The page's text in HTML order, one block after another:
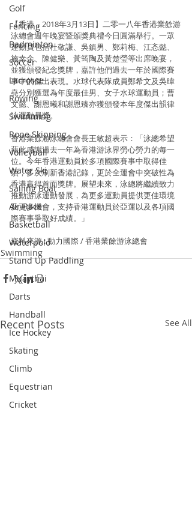
Golf
Fencing
Badminton
Soccer
Lacrosse
Rowing
Swimming
Rope Skipping
Volleyball
Water Ski
Sailing Boat
Air Race
Basketball
Waterpolo
Stand Up Paddling
Muaythai
Darts
Handball
Ice Hockey
Skating
Climb
Equestrian
Cricket
【香港，2018年3月13日】二零一八年香港業餘游
泳總會週年晚宴暨頒獎典禮今日圓滿舉行。一眾
運動員包括杜敬謙、吳鎮男、鄭莉梅、江忞懿、
施幸余、陳健樂、黃筠陶及黃楚瑩等出席晚宴，
並獲頒發紀念獎牌，嘉許他們過去一年於國際賽
事中的傑出表現。水球代表隊成員鄭希文及吳暐
堯分別獲選為年度最佳男、女子水球運動員；曹
文懿、謝恩曦和謝恩臻亦獲頒發本年度傑出韻律
泳運動員獎。
香港業餘游泳總會會長王敏超表示：「泳總希望
藉此感謝過去一年為香港游泳界勞心勞力的每一
位。今年香港運動員於多項國際賽事中取得佳
績，多次刷新香港記錄，更於全運會中突破性為
香港贏得首面獎牌。展望未來，泳總將繼續致力
推動游泳運動發展，為更多運動員提供更佳環境
及更多機會，支持香港運動員於亞運以及各項國
際賽事爭取好成績。」
資料來源 : 動力國際 / 香港業餘游泳總會
Swimming
Recent Posts See All